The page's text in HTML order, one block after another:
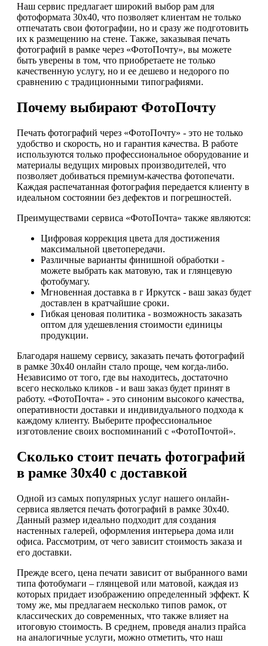
Наш сервис предлагает широкий выбор рам для
фотоформата 30х40, что позволяет клиентам не только
отпечатать свои фотографии, но и сразу же подготовить
их к размещению на стене. Также, заказывая печать
фотографий в рамке через «ФотоПочту», вы можете
быть уверены в том, что приобретаете не только
качественную услугу, но и ее дешево и недорого по
сравнению с традиционными типографиями.
Почему выбирают ФотоПочту
Печать фотографий через «ФотоПочту» - это не только
удобство и скорость, но и гарантия качества. В работе
используются только профессиональное оборудование и
материалы ведущих мировых производителей, что
позволяет добиваться премиум-качества фотопечати.
Каждая распечатанная фотография передается клиенту в
идеальном состоянии без дефектов и погрешностей.
Преимуществами сервиса «ФотоПочта» также являются:
Цифровая коррекция цвета для достижения
максимальной цветопередачи.
Различные варианты финишной обработки -
можете выбрать как матовую, так и глянцевую
фотобумагу.
Мгновенная доставка в г Иркутск - ваш заказ будет
доставлен в кратчайшие сроки.
Гибкая ценовая политика - возможность заказать
оптом для удешевления стоимости единицы
продукции.
Благодаря нашему сервису, заказать печать фотографий
в рамке 30х40 онлайн стало проще, чем когда-либо.
Независимо от того, где вы находитесь, достаточно
всего несколько кликов - и ваш заказ будет принят в
работу. «ФотоПочта» - это синоним высокого качества,
оперативности доставки и индивидуального подхода к
каждому клиенту. Выберите профессиональное
изготовление своих воспоминаний с «ФотоПочтой».
Сколько стоит печать фотографий
в рамке 30х40 с доставкой
Одной из самых популярных услуг нашего онлайн-
сервиса является печать фотографий в рамке 30х40.
Данный размер идеально подходит для создания
настенных галерей, оформления интерьера дома или
офиса. Рассмотрим, от чего зависит стоимость заказа и
его доставки.
Прежде всего, цена печати зависит от выбранного вами
типа фотобумаги – глянцевой или матовой, каждая из
которых придает изображению определенный эффект. К
тому же, мы предлагаем несколько типов рамок, от
классических до современных, что также влияет на
итоговую стоимость. В среднем, проведя анализ прайса
на аналогичные услуги, можно отметить, что наш